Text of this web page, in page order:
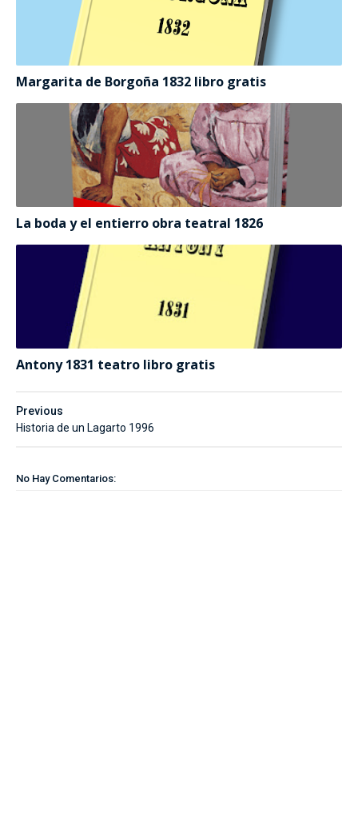
Margarita de Borgoña 1832 libro gratis
La boda y el entierro obra teatral 1826
Antony 1831 teatro libro gratis
Previous
Historia de un Lagarto 1996
No Hay Comentarios: